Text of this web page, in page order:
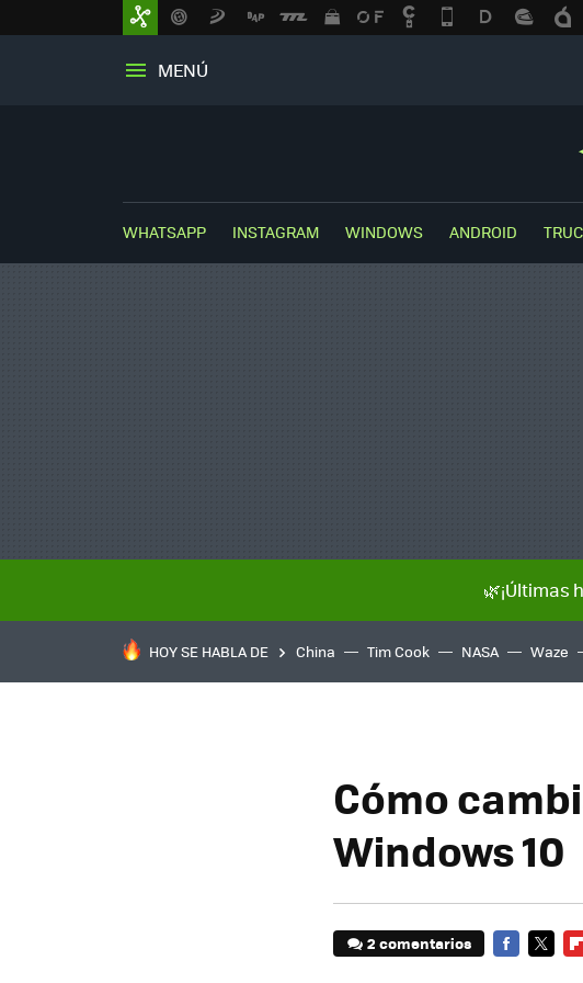
MENÚ
WHATSAPP INSTAGRAM WINDOWS ANDROID
🌿¡Últimas
HOY SE HABLA DE China Tim Cook NASA Waze
Cómo
Windows 10
2 comentarios